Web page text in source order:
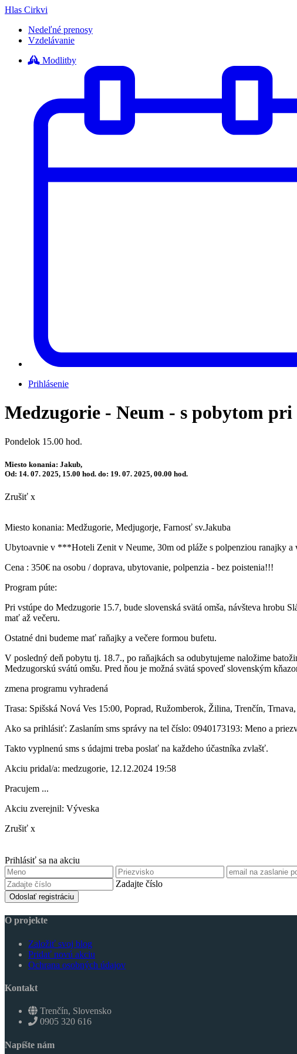
Hlas Cirkvi
Nedeľné prenosy
Vzdelávanie
Modlitby
Prihlásenie
Medzugorie - Neum - s pobytom
Pondelok 15.00 hod.
Miesto konania: Jakub,
Od: 14. 07. 2025, 15.00 hod. do: 19. 07. 2025, 00.00 hod.
Zrušiť x
Miesto konania: Medžugorie, Medjugorje, Farnosť sv.Jakuba
Ubytoavnie v ***Hoteli Zenit v Neume, 30m od pláže s polpenziou ranajky a
Cena : 350€ na osobu / doprava, ubytovanie, polpenzia - bez poistenia!!!
Program púte:
Pri vstúpe do Medzugorie 15.7, bude slovenská svätá omša, návšteva hrobu
mať až večeru.
Ostatné dni budeme mať raňajky a večere formou bufetu.
V posledný deň pobytu tj. 18.7., po raňajkách sa odubytujeme naložime
Medzugorskú svátú omšu. Pred ňou je možná svätá spoveď slovenským
zmena programu vyhradená
Trasa: Spišská Nová Ves 15:00, Poprad, Ružomberok, Žilina, Trenčín,
Ako sa prihlásiť: Zaslaním sms správy na tel číslo: 0940173193: Meno a
Takto vyplnenú sms s údajmi treba poslať na každeho účastníka zvlašť.
Akciu pridal/a: medzugorie, 12.12.2024 19:58
Pracujem ...
Akciu zverejnil: Výveska
Zrušiť x
Prihlásiť sa na akciu
Zadajte číslo
Odoslať registráciu
O projekte
Založiť svoj blog
Pridať novú akciu
Ochrana osobných údajov
Kontakt
Trenčín, Slovensko
0905 320 616
Napíšte nám